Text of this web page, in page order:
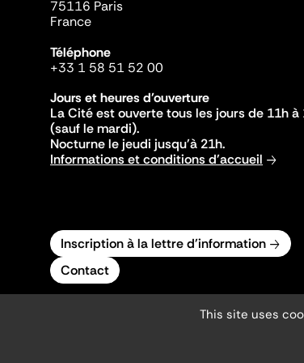
75116 Paris
France
Téléphone
+33 1 58 51 52 00
Jours et heures d'ouverture
La Cité est ouverte tous les jours de 11h à
(sauf le mardi).
Nocturne le jeudi jusqu'à 21h.
Informations et conditions d'accueil
Inscription à la lettre d'information
Contact
This site uses